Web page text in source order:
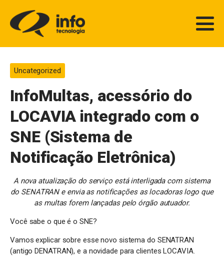
Uncategorized
InfoMultas, acessório do
LOCAVIA integrado com o
SNE (Sistema de
Notificação Eletrônica)
A nova atualização do serviço está interligada com sistema
do SENATRAN e envia as notificações as locadoras logo que
as multas forem lançadas pelo órgão autuador.
Você sabe o que é o SNE?
Vamos explicar sobre esse novo sistema do SENATRAN
(antigo DENATRAN), e a novidade para clientes LOCAVIA.